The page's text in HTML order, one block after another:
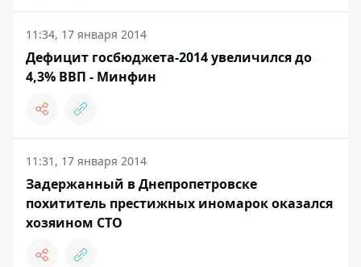
11:34, 17 января 2014
Дефицит госбюджета-2014 увеличился до
4,3% ВВП - Минфин
11:31, 17 января 2014
Задержанный в Днепропетровске
похититель престижных иномарок оказался
хозяином СТО